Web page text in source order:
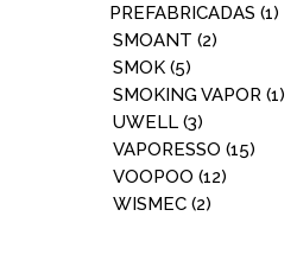
PREFABRICADAS (1)
SMOANT (2)
SMOK (5)
SMOKING VAPOR (1)
UWELL (3)
VAPORESSO (15)
VOOPOO (12)
WISMEC (2)